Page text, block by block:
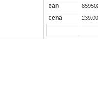
ean
cena